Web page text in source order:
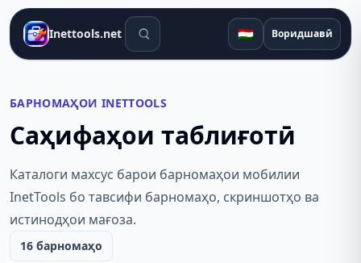
Inettools.net Воситаҳои ҷустуҷӯ🇹🇯 Воридшавӣ
БАРНОМАҲОИ INETTOOLS
Саҳифаҳои таблиғотӣ
Каталоги махсус барои барномаҳои мобилии
InetTools бо тавсифи барномаҳо, скриншотҳо ва
истинодҳои мағоза.
16 барномаҳо